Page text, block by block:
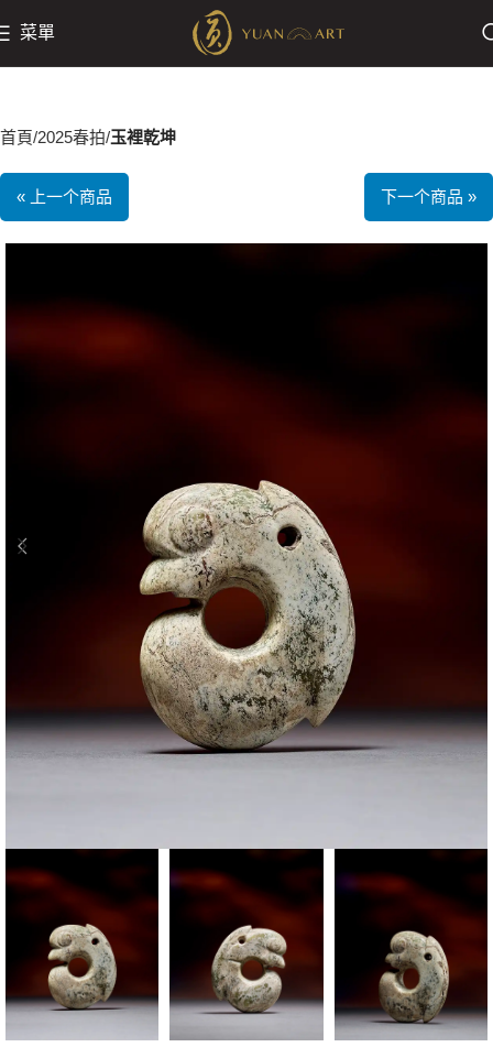
菜單
首頁 2025春拍 玉裡乾坤
« 上一个商品 下一个商品 »